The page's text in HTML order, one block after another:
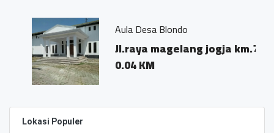
Aula Desa Blondo
Jl.raya magelang jogja km.7
0.04 KM
Lokasi Populer